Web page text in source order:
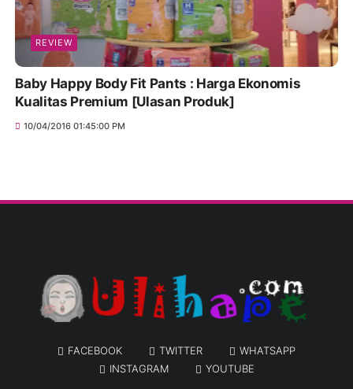
REVIEW
Baby Happy Body Fit Pants : Harga Ekonomis
Kualitas Premium [Ulasan Produk]
10/04/2016 01:45:00 PM
FACEBOOK TWITTER
WHATSAPP
INSTAGRAM
YOUTUBE